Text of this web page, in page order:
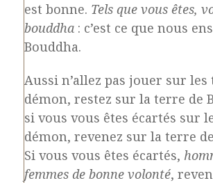
est bonne. Tels que vous êtes,
bouddha: c’est ce que nous
Bouddha.
Aussi n’allez pas jouer sur les
démon, restez sur la terre de
si vous vous êtes écartés sur
démon, revenez sur la terre
Si vous vous êtes écartés,
femmes de bonne volonté,